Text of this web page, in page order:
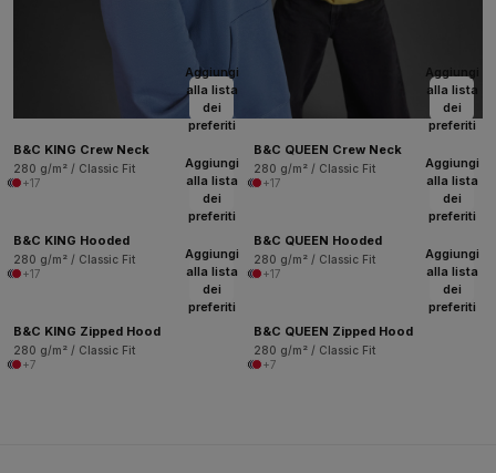
Aggiungi
alla lista
dei
preferiti
B&C KING Crew Neck
280 g/m² / Classic Fit
+17
Aggiungi
alla lista
dei
preferiti
B&C QUEEN Crew Neck
280 g/m² / Classic Fit
+17
Aggiungi
alla lista
dei
preferiti
B&C KING Hooded
280 g/m² / Classic Fit
+17
Aggiungi
alla lista
dei
preferiti
B&C QUEEN Hooded
280 g/m² / Classic Fit
+17
Aggiungi
alla lista
dei
preferiti
B&C KING Zipped Hood
280 g/m² / Classic Fit
+7
Aggiungi
alla lista
dei
preferiti
B&C QUEEN Zipped Hood
280 g/m² / Classic Fit
+7